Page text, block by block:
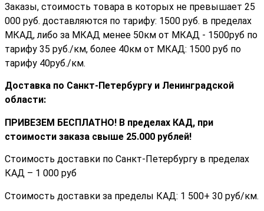
Заказы, стоимость товара в которых не превышает 25
000 руб. доставляются по тарифу: 1500 руб. в пределах
МКАД, либо за МКАД менее 50км от МКАД - 1500руб по
тарифу 35 руб./км, более 40км от МКАД: 1500 руб по
тарифу 40руб./км.
Доставка по Санкт-Петербургу и Ленинградской
области:
ПРИВЕЗЕМ БЕСПЛАТНО! В пределах КАД, при
стоимости заказа cвыше 25.000 рублей!
Стоимость доставки по Санкт-Петербургу в пределах
КАД – 1 000 руб
Стоимость доставки за пределы КАД: 1 500+ 30 руб/км.